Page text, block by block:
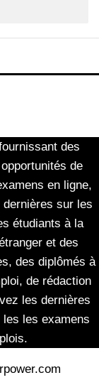
des
de
en ligne,
dernières sur les
étudiants à la
et des
des diplômés à
de rédaction
les dernières
les examens